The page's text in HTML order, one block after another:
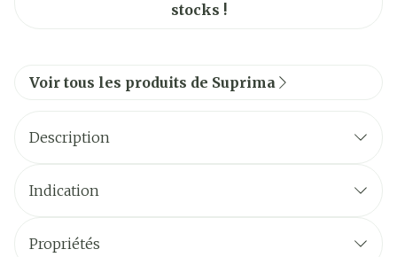
stocks !
Voir tous les produits de Suprima
Description
Indication
Propriétés